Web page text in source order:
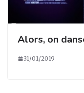
Alors, on
31/01/2019